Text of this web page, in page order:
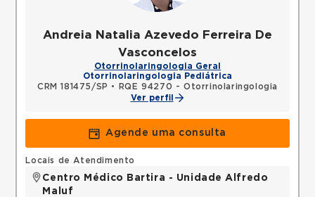
Andreia Natalia Azevedo Ferreira De
Vasconcelos
Otorrinolaringologia Geral
Otorrinolaringologia Pediátrica
CRM 181475/SP •
RQE 94270 - Otorrinolaringologia
Ver perfil
Agende uma consulta
Locais de Atendimento
Centro Médico Bartira - Unidade Alfredo
Maluf